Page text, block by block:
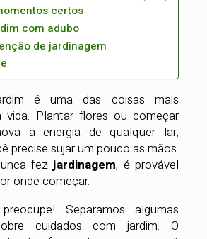
certos
com adubo
de jardinagem
é uma das coisas mais
vida. Plantar flores ou começar
a energia de qualquer lar,
precise sujar um pouco as mãos.
fezjardinagem, é provável
onde começar.
Separamos algumas
cuidados com jardim. O